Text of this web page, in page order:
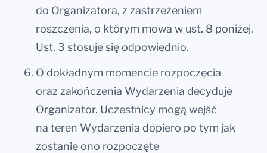
do Organizatora, z zastrzeżeniem
roszczenia, o którym mowa w ust. 8 poniżej.
Ust. 3 stosuje się odpowiednio.
O dokładnym momencie rozpoczęcia
oraz zakończenia Wydarzenia decyduje
Organizator. Uczestnicy mogą wejść
na teren Wydarzenia dopiero po tym jak
zostanie ono rozpoczęte